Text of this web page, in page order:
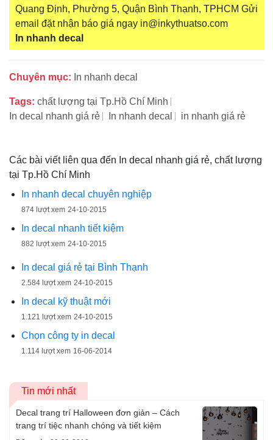
Quang Định, Phường 5, Quận Bình Thạnh, TPHCM Gửi
email đặt nhận báo giá ngay in@inkythuatso.com
In nhanh decal
Chuyên mục: In nhanh decal
Tags: chất lượng tại Tp.Hồ Chí Minh
In decal nhanh giá rẻ
In nhanh decal in nhanh giá rẻ
Các bài viết liên qua đến In decal nhanh giá rẻ, chất lượng
tại Tp.Hồ Chí Minh
In nhanh decal chuyên nghiệp
874 lượt xem 24-10-2015
In decal nhanh tiết kiệm
882 lượt xem 24-10-2015
In decal giá rẻ tại Bình Thạnh
2.584 lượt xem 24-10-2015
In decal kỹ thuật mới
1.121 lượt xem 24-10-2015
Chọn công ty in decal
1.114 lượt xem 16-06-2014
Tin mới nhất
Decal trang trí Halloween đơn giản – Cách
trang trí tiệc nhanh chóng và tiết kiệm